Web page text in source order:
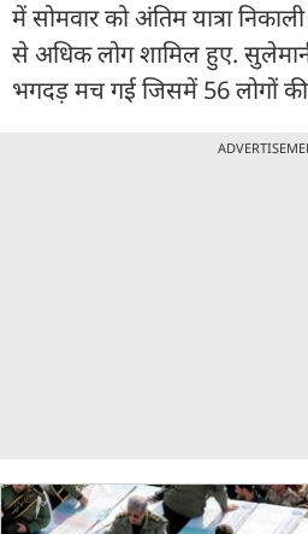
में सोमवार को अंतिम यात्रा
से अधिक लोग शामिल हुए.
भगदड़ मच गई जिसमें 56 लोगों की